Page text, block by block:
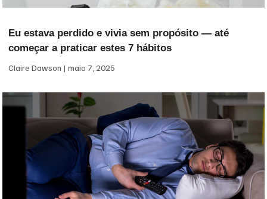
Eu estava perdido e vivia sem propósito — até
começar a praticar estes 7 hábitos
Claire Dawson maio 7, 2025